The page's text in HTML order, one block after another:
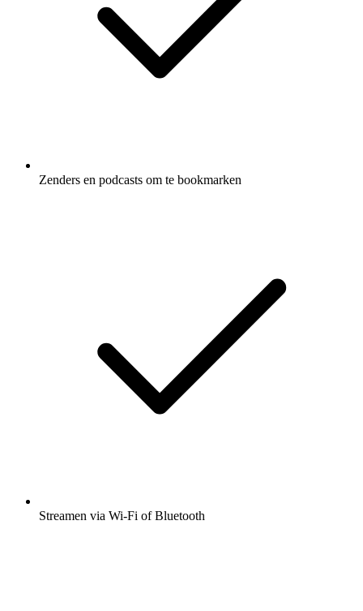
Zenders en podcasts om te bookmarken
Streamen via Wi-Fi of Bluetooth